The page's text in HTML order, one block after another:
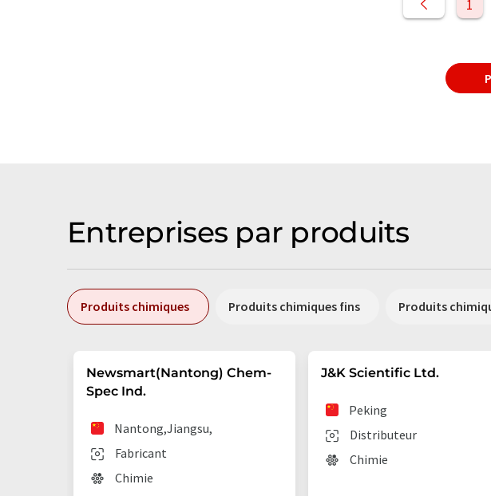
1
Entreprises par produits
Produits chimiques Produits chimiques fins Produits
Newsmart(Nantong) Chem-
Spec Ind.
Fabricant
Nantong,Jiangsu,
Chimie
J&K Scientific Ltd.
Distributeur
Peking
Chimie